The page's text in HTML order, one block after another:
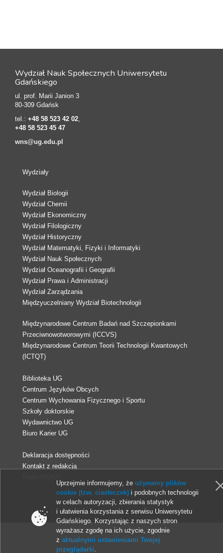
Wydział Nauk Społecznych Uniwersytetu
Gdańskiego
ul. prof. Marii Janion 3
80-309 Gdańsk
tel.: +48 58 523 42 02,
+48 58 523 45 47
wns@ug.edu.pl
Wydziały
Wydział Biologii
Wydział Chemii
Wydział Ekonomiczny
Wydział Filologiczny
Wydział Historyczny
Wydział Matematyki, Fizyki i Informatyki
Wydział Nauk Społecznych
Wydział Oceanografii i Geografii
Wydział Prawa i Administracji
Wydział Zarządzania
Międzyuczelniany Wydział Biotechnologii
Międzynarodowe Centrum Badań nad Szczepionkami
Przeciwnowotworowymi (ICCVS)
Międzynarodowe Centrum Teorii Technologii Kwantowych
(ICTQT)
Biblioteka UG
Centrum Języków Obcych
Centrum Wychowania Fizycznego i Sportu
Szkoły doktorskie
Wydawnictwo UG
Biuro Karier UG
Deklaracja dostępności
Kontakt z redakcją
© 2013-2026 Uniwersytet Gdański
Uprzejmie informujemy, że używamy plików
cookie (tzw. ciasteczek) i podobnych technologii
w celach autoryzacji, zbierania statystyk
i ułatwienia korzystania z serwisu Uniwersytetu
Gdańskiego. Korzystając z naszych stron
wyrażasz zgodę na ich użycie, zgodnie
zaktualnymi ustawieniami Twojej
przeglądarki.